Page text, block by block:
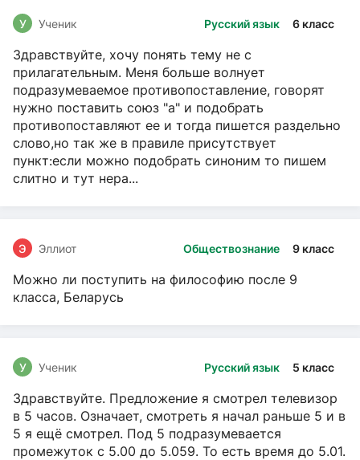
Русский язык 6 класс
У Ученик
Здравствуйте, хочу понять тему не с
прилагательным. Меня больше волнует
подразумеваемое противопоставление, говорят
нужно поставить союз "а" и подобрать
противопоставляют ее и тогда пишется раздельно
слово,но так же в правиле присутствует
пункт:если можно подобрать синоним то пишем
слитно и тут нера...
Обществознание 9 класс
Э Эллиот
Можно ли поступить на философию после 9
класса, Беларусь
Русский язык 5 класс
У Ученик
Здравствуйте. Предложение я смотрел телевизор
в 5 часов. Означает, смотреть я начал раньше 5 и в
5 я ещё смотрел. Под 5 подразумевается
промежуток с 5.00 до 5.059. То есть время до 5.01.